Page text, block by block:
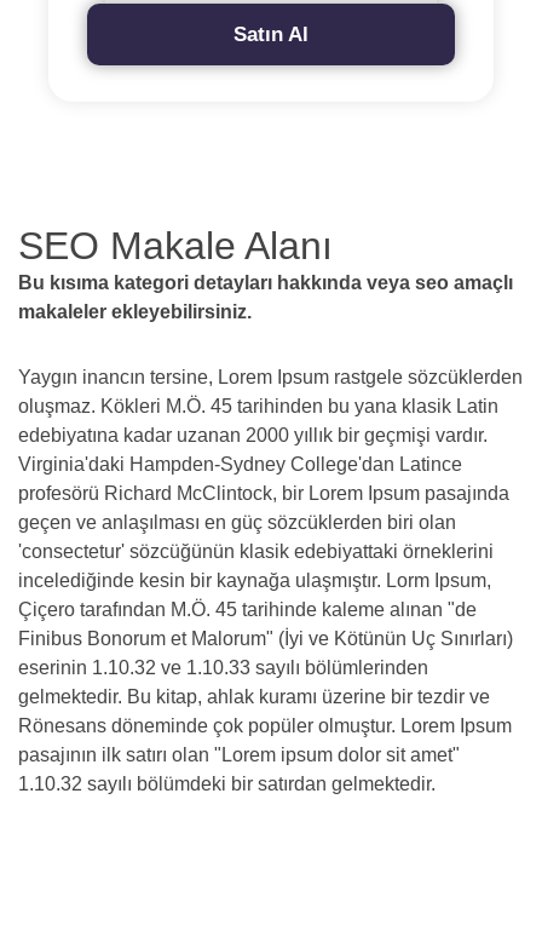
Satın Al
SEO Makale Alanı
Bu kısıma kategori detayları hakkında veya seo amaçlı
makaleler ekleyebilirsiniz.
Yaygın inancın tersine, Lorem Ipsum rastgele sözcüklerden
oluşmaz. Kökleri M.Ö. 45 tarihinden bu yana klasik Latin
edebiyatına kadar uzanan 2000 yıllık bir geçmişi vardır.
Virginia'daki Hampden-Sydney College'dan Latince
profesörü Richard McClintock, bir Lorem Ipsum pasajında
geçen ve anlaşılması en güç sözcüklerden biri olan
'consectetur' sözcüğünün klasik edebiyattaki örneklerini
incelediğinde kesin bir kaynağa ulaşmıştır. Lorm Ipsum,
Çiçero tarafından M.Ö. 45 tarihinde kaleme alınan "de
Finibus Bonorum et Malorum" (İyi ve Kötünün Uç Sınırları)
eserinin 1.10.32 ve 1.10.33 sayılı bölümlerinden
gelmektedir. Bu kitap, ahlak kuramı üzerine bir tezdir ve
Rönesans döneminde çok popüler olmuştur. Lorem Ipsum
pasajının ilk satırı olan "Lorem ipsum dolor sit amet"
1.10.32 sayılı bölümdeki bir satırdan gelmektedir.